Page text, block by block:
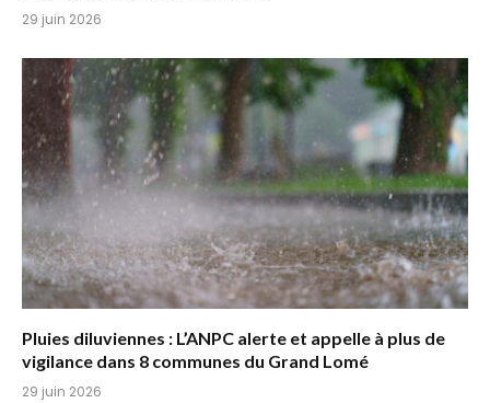
29 juin 2026
Pluies diluviennes : L’ANPC alerte et appelle à plus de
vigilance dans 8 communes du Grand Lomé
29 juin 2026